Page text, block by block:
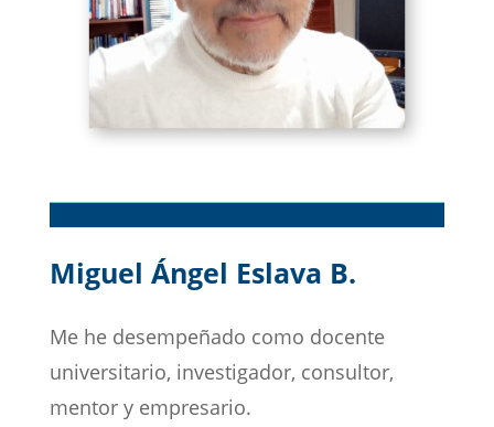
Miguel Ángel Eslava B.
Me he desempeñado como docente
universitario, investigador, consultor,
mentor y empresario.